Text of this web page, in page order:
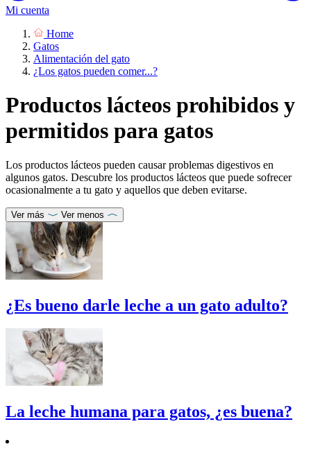
Mi cuenta
Home
Gatos
Alimentación del gato
¿Los gatos pueden comer...?
Productos lácteos prohibidos y
permitidos para gatos
Los productos lácteos pueden causar problemas digestivos en
algunos gatos. Descubre los productos lácteos que puede sofrecer
ocasionalmente a tu gato y aquellos que deben evitarse.
Ver más Ver menos
¿Es bueno darle leche a un gato adulto?
La leche humana para gatos, ¿es buena?